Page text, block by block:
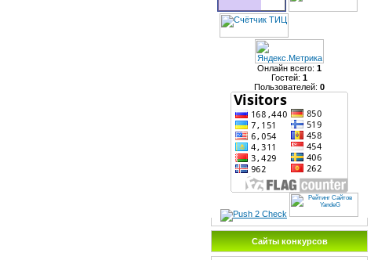
Онлайн всего: 1
Гостей: 1
Пользователей: 0
Сайты конкурсов